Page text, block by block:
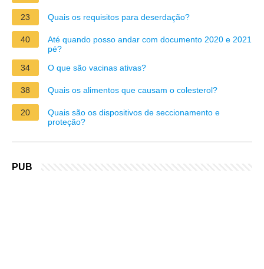
23 Quais os requisitos para deserdação?
40
Até quando posso andar com documento 2020 e 2021
pé?
34
O que são vacinas ativas?
38 Quais os alimentos que causam o colesterol?
20
Quais são os dispositivos de seccionamento e
proteção?
PUB